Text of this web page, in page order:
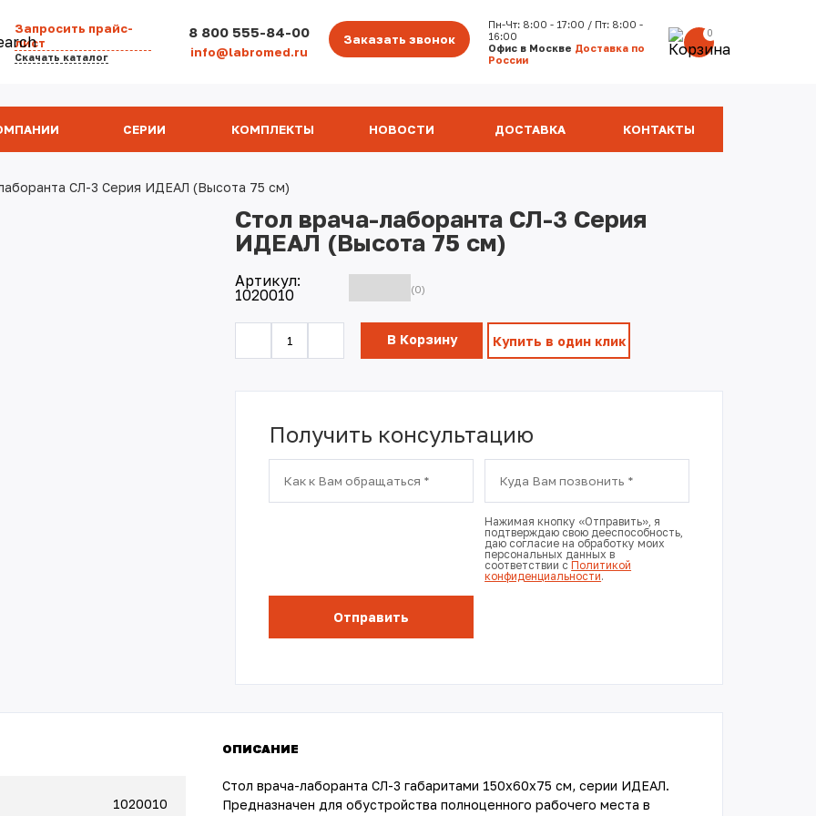
Запросить прайс-
лист
Скачать каталог
8 800 555-84-00
info@labromed.ru
Заказать звонок
Пн-Чт: 8:00 - 17:00 / Пт: 8:00 -
16:00
Офис в Москве Доставка по
России
0
СЕРИИ КОМПЛЕКТЫ НОВОСТИ ДОСТАВКА КОНТАКТЫ
СЛ-3 Серия ИДЕАЛ (Высота 75 см)
Стол врача-лаборанта СЛ-3 Серия
ИДЕАЛ (Высота 75 см)
Артикул:
1020010
(0)
В Корзину Купить в один клик
Получить консультацию
Нажимая кнопку «Отправить», я
подтверждаю свою дееспособность,
даю согласие на обработку моих
персональных данных в
соответствии сПолитикой
конфиденциальности.
1020010
ОПИСАНИЕ
Стол врача-лаборанта СЛ-3 габаритами 150х60х75 см, серии ИДЕАЛ.
Предназначен для обустройства полноценного рабочего места в